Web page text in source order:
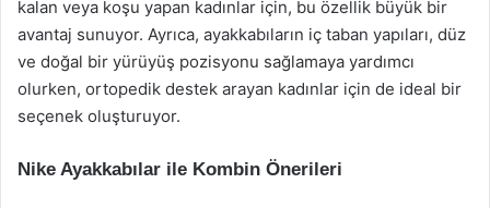
kalan veya koşu yapan kadınlar için, bu özellik büyük bir
avantaj sunuyor. Ayrıca, ayakkabıların iç taban yapıları, düz
ve doğal bir yürüyüş pozisyonu sağlamaya yardımcı
olurken, ortopedik destek arayan kadınlar için de ideal bir
seçenek oluşturuyor.
Nike Ayakkabılar ile Kombin Önerileri